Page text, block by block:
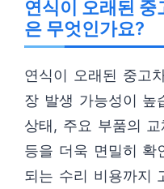
연식이 오래된 중
은 무엇인가요?
연식이 오래된 중고
장 발생 가능성이 높
상태, 주요 부품의
등을 더욱 면밀히 확
되는 수리 비용까지